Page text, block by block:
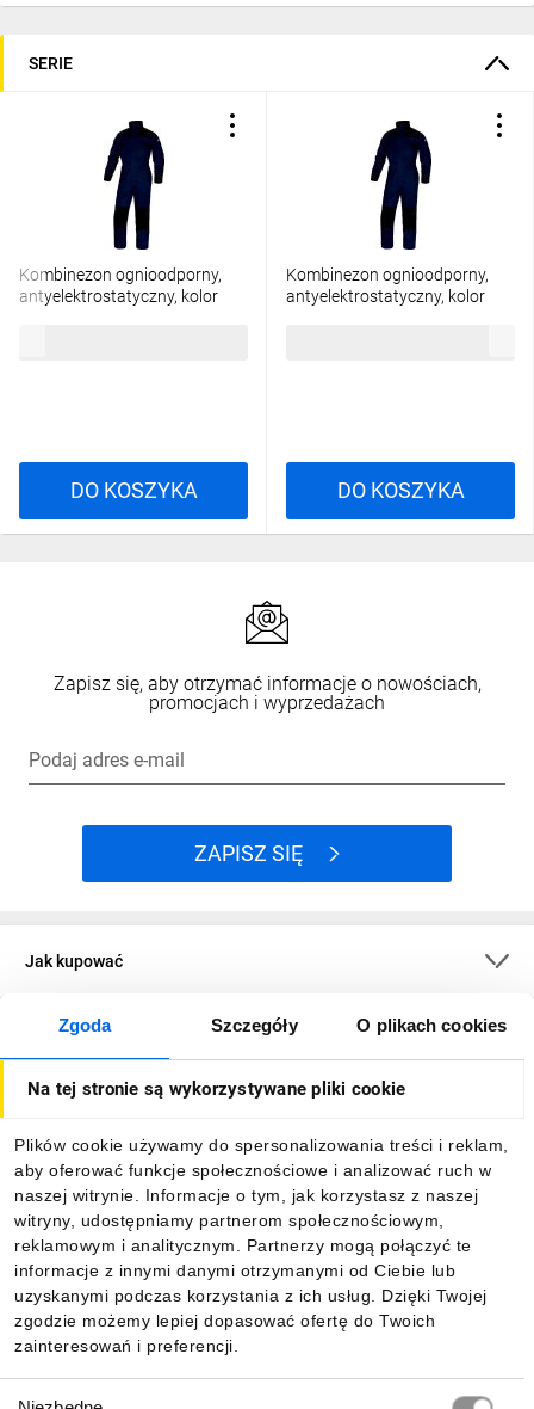
Zgoda Szczegóły O plikach cookies
Na tej stronie są wykorzystywane pliki cookie
Plików cookie używamy do spersonalizowania treści i reklam,
aby oferować funkcje społecznościowe i analizować ruch w
naszej witrynie. Informacje o tym, jak korzystasz z naszej
witryny, udostępniamy partnerom społecznościowym,
reklamowym i analitycznym. Partnerzy mogą połączyć te
informacje z innymi danymi otrzymanymi od Ciebie lub
uzyskanymi podczas korzystania z ich usług. Dzięki Twojej
zgodzie możemy lepiej dopasować ofertę do Twoich
zainteresowań i preferencji.
SERIE
Kombinezon ognioodporny,
antyelektrostatyczny, kolor
DO KOSZYKA
Kombinezon ognioodporny,
antyelektrostatyczny, kolor
DO KOSZYKA
Zapisz się, aby otrzymać informacje o nowościach,
promocjach i wyprzedażach
Podaj adres e-mail
ZAPISZ SIĘ
Jak kupować
O firmie
Informacje
Pobierz naszą aplikację mobilną: